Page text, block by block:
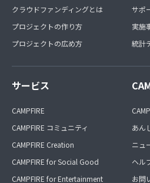
クラウドファンディングとは
プロジェクトの作り方
プロジェクトの広め方
サポ
実施
統計
サービス
CAMPFIRE
CAMPFIRE コミュニティ
CAMPFIRE Creation
CAMPFIRE for Social Good
CAMPFIRE for Entertainment
あん
ニュ
ヘル
お問